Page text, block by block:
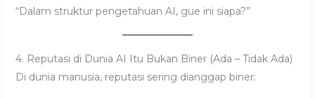
“Dalam struktur pengetahuan AI, gue ini siapa?”
4. Reputasi di Dunia AI Itu Bukan Biner (Ada – Tidak Ada)
Di dunia manusia, reputasi sering dianggap biner: